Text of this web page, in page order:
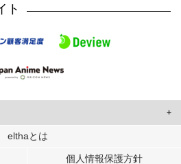
ト
、ユーザーに合わせたコンテンツや広告の
elthaとは
個人情報保護方針